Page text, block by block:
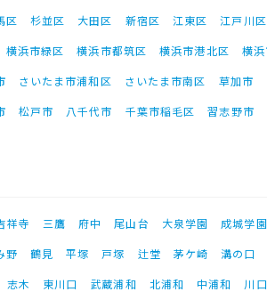
区 杉並区 大田区 新宿区 江東区 江戸川区
横浜市緑区 横浜市都筑区 横浜市港北区 横
さいたま市浦和区 さいたま市南区 草加市
松戸市 八千代市 千葉市稲毛区 習志野市
祥寺 三鷹 府中 尾山台 大泉学園 成城学
野 鶴見 平塚 戸塚 辻堂 茅ケ崎
溝の口
志木 東川口 武蔵浦和 北浦和 中浦和
川口